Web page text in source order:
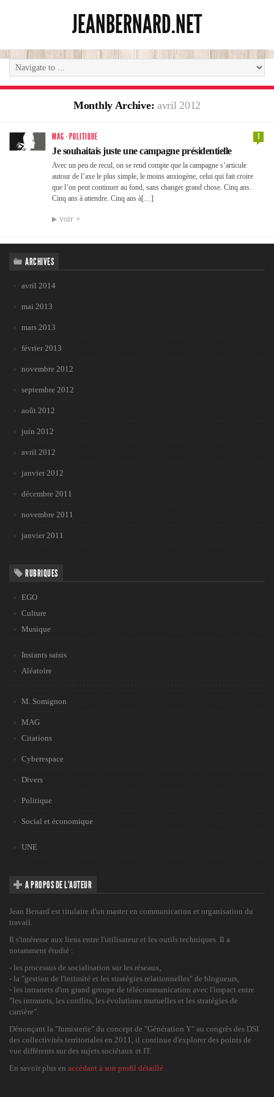
JEANBERNARD.NET
Monthly Archive: avril 2012
MAG · POLITIQUE
1
Je souhaitais juste une campagne présidentielle
Avec un peu de recul, on se rend compte que la campagne s’articule
autour de l’axe le plus simple, le moins anxiogène, celui qui fait croire
que l’on peut continuer au fond, sans changer grand chose. Cinq ans.
Cinq ans à attendre. Cinq ans à[…]
voir +
ARCHIVES
avril 2014
mai 2013
mars 2013
février 2013
novembre 2012
septembre 2012
août 2012
juin 2012
avril 2012
janvier 2012
décembre 2011
novembre 2011
janvier 2011
RUBRIQUES
EGO
Culture
Musique
Instants saisis
Aléatoire
M. Somignon
MAG
Citations
Cyberespace
Divers
Politique
Social et économique
UNE
A PROPOS DE L’AUTEUR
Jean Benard est titulaire d'un master en communication et organisation du
travail.
Il s'intéresse aux liens entre l'utilisateur et les outils techniques. Il a
notamment étudié :
- les processus de socialisation sur les réseaux,
- la "gestion de l'intimité et les stratégies relationnelles" de blogueurs,
- les intranets d'un grand groupe de télécommunication avec l'impact entre
"les intranets, les conflits, les évolutions mutuelles et les stratégies de
carrière".
Dénonçant la "fumisterie" du concept de "Génération Y" au congrès des DSI
des collectivités territoriales en 2011, il continue d'explorer des points de
vue différents sur des sujets sociétaux et IT.
En savoir plus en accédant à son profil détaillé